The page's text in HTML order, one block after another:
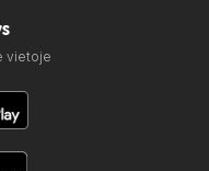
vietoje